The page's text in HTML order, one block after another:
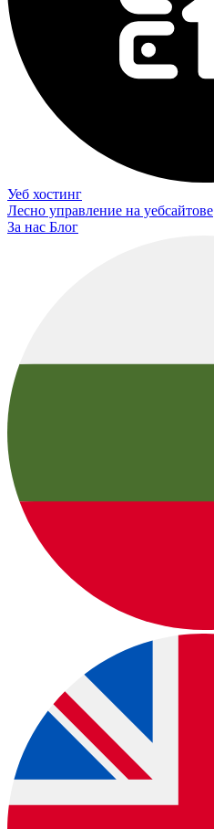
Уеб хостинг
Лесно управление на уебсайтове
За нас Блог